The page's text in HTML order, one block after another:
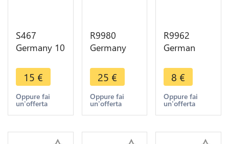
S467
Germany 10
Olympiades
Munich
1972 D
Silver UNC -
offer
15 €
Oppure fai
un'offerta
R9980
Germany
1/24 Thaler
Friedrich II
1783 A
Silver ->
25 €
Oppure fai
un'offerta
R9962
German
Westphalia
2 Centimes
Jérôme
Bonaparte
Cassel
8 €
Oppure fai
un'offerta